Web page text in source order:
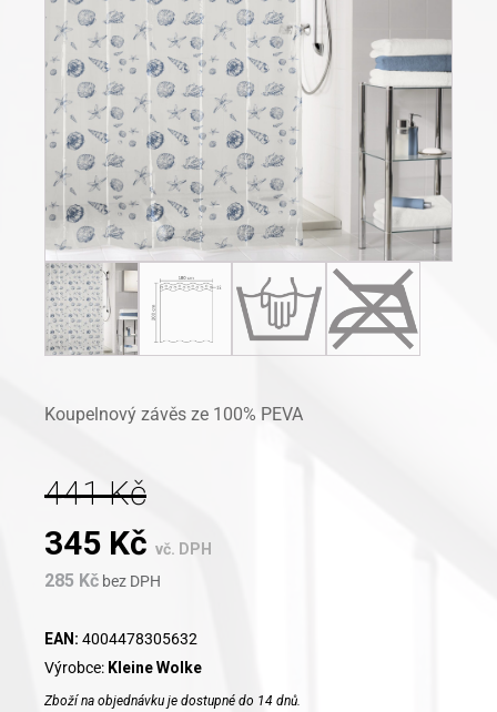
Koupelnový závěs ze 100% PEVA
441Kč
Original
price
was:
441 Kč.
345 Kč Current
price
is:
345 Kč.
vč. DPH
285 Kč bez DPH
EAN: 4004478305632
Výrobce: Kleine Wolke
Zboží na objednávku je dostupné do 14 dnů.